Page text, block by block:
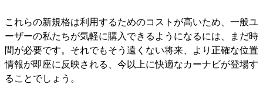
これらの新規格は利用するためのコストが高いため、一般ユ
ーザーの私たちが気軽に購入できるようになるには、まだ時
間が必要です。それでもそう遠くない将来、より正確な位置
情報が即座に反映される、今以上に快適なカーナビが登場す
ることでしょう。